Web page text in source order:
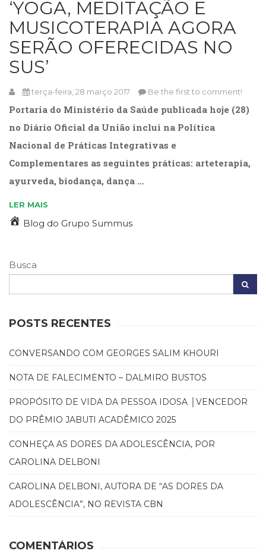
Cinema
(23)
Comportamento
(418)
Comunicação
Corpo
(226)
Crescimento
(222)
Criatividade
Culinária,
Alimentação
Negócios
(31)
Especial
Fisioterapia
Fonoaudiologia
Gestalt-
terapia
Jornalismo
(57)
(66)
Literatura
Erótica
Ficção,
‘YOGA, MEDITAÇÃO E
MUSICOTERAPIA AGORA
SERÃO OFERECIDAS NO
SUS’
terça-feira, 28 março 2017 Be the first to comment!
Portaria do Ministério da Saúde publicada hoje (28)
no Diário Oficial da União inclui na Política
Nacional de Práticas Integrativas e
Complementares as seguintes práticas: arteterapia,
ayurveda, biodança, dança …
LER MAIS
Blog do Grupo Summus
Busca
POSTS RECENTES
CONVERSANDO COM GEORGES SALIM KHOURI
NOTA DE FALECIMENTO – DALMIRO BUSTOS
PROPÓSITO DE VIDA DA PESSOA IDOSA │VENCEDOR
DO PRÊMIO JABUTI ACADÊMICO 2025
CONHEÇA AS DORES DA ADOLESCÊNCIA, POR
CAROLINA DELBONI
CAROLINA DELBONI, AUTORA DE “AS DORES DA
ADOLESCÊNCIA”, NO REVISTA CBN
COMENTÁRIOS